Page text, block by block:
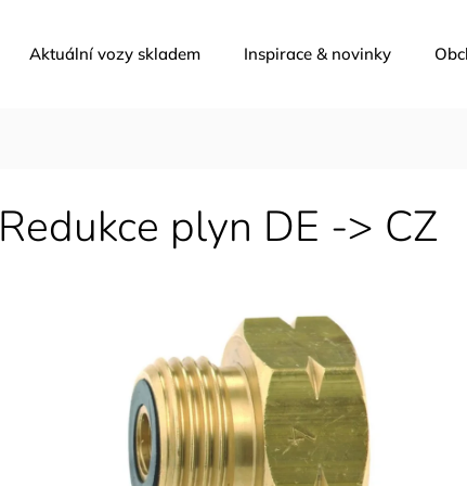
Aktuální vozy skladem Inspirace & novinky
Redukce plyn DE -> CZ